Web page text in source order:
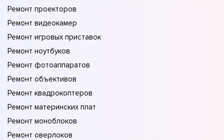
Ремонт проекторов
Ремонт видеокамер
Ремонт игровых приставок
Ремонт ноутбуков
Ремонт фотоаппаратов
Ремонт объективов
Ремонт квадрокоптеров
Ремонт материнских плат
Ремонт моноблоков
Ремонт оверлоков